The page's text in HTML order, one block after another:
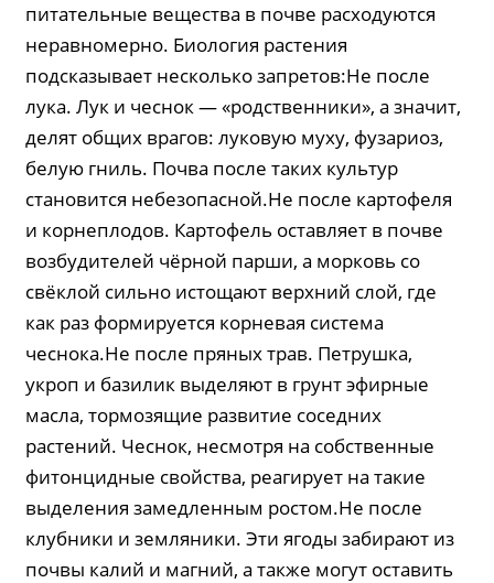
питательные вещества в почве расходуются
неравномерно. Биология растения
подсказывает несколько запретов:Не после
лука. Лук и чеснок — «родственники», а значит,
делят общих врагов: луковую муху, фузариоз,
белую гниль. Почва после таких культур
становится небезопасной.Не после картофеля
и корнеплодов. Картофель оставляет в почве
возбудителей чёрной парши, а морковь со
свёклой сильно истощают верхний слой, где
как раз формируется корневая система
чеснока.Не после пряных трав. Петрушка,
укроп и базилик выделяют в грунт эфирные
масла, тормозящие развитие соседних
растений. Чеснок, несмотря на собственные
фитонцидные свойства, реагирует на такие
выделения замедленным ростом.Не после
клубники и земляники. Эти ягоды забирают из
почвы калий и магний, а также могут оставить